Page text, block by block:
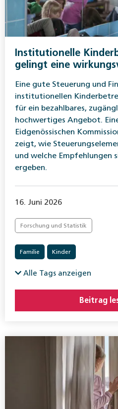
Institutionelle
gelingt eine
Eine gute Steuerung und
institutionellen
für ein bezahlbares,
hochwertiges Angebot.
Eidgenössischen
zeigt, wie
und welche Empfehlungen
ergeben.
16. Juni 2026
Forschung und Statistik
Familie Kinder
Alle Tags anzeigen
Beitrag